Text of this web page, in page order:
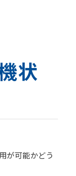
状
が可能かどう